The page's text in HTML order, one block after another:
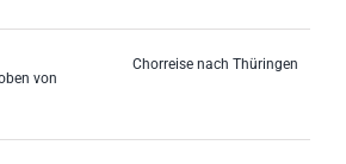
von
Chorreise nach Thüringen